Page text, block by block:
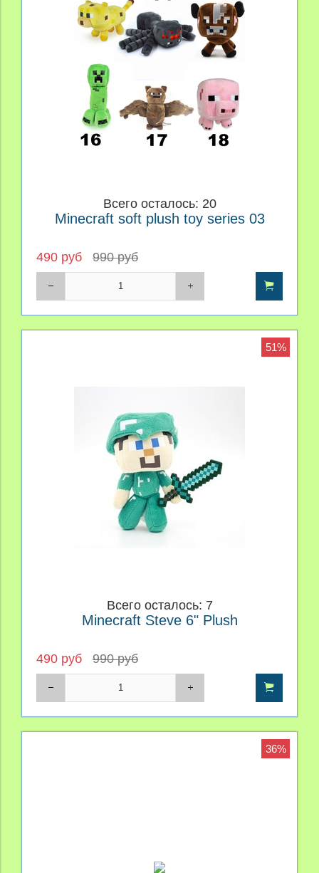
Всего осталось: 20
Minecraft soft plush toy series 03
490 руб 990 руб
51%
Всего осталось: 7
Minecraft Steve 6" Plush
490 руб 990 руб
36%